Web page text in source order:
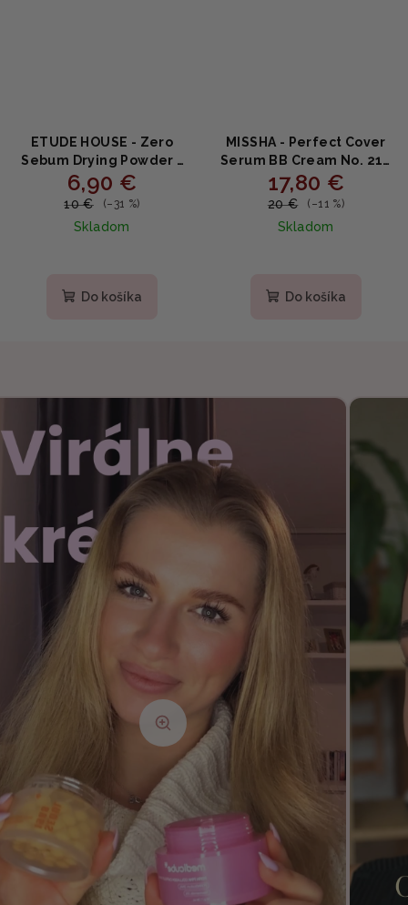
ETUDE HOUSE - Zero
Sebum Drying Powder -
Transparentný
zmatňujúci púder proti
6,90 €
10 € (–31 %)
Skladom
Do košíka
MISSHA - Perfect Cover
Serum BB Cream No. 21 -
Krycí BB krém s
niacínamidom a
50ml
17,80 €
20 € (–11 %)
Skladom
Do košíka